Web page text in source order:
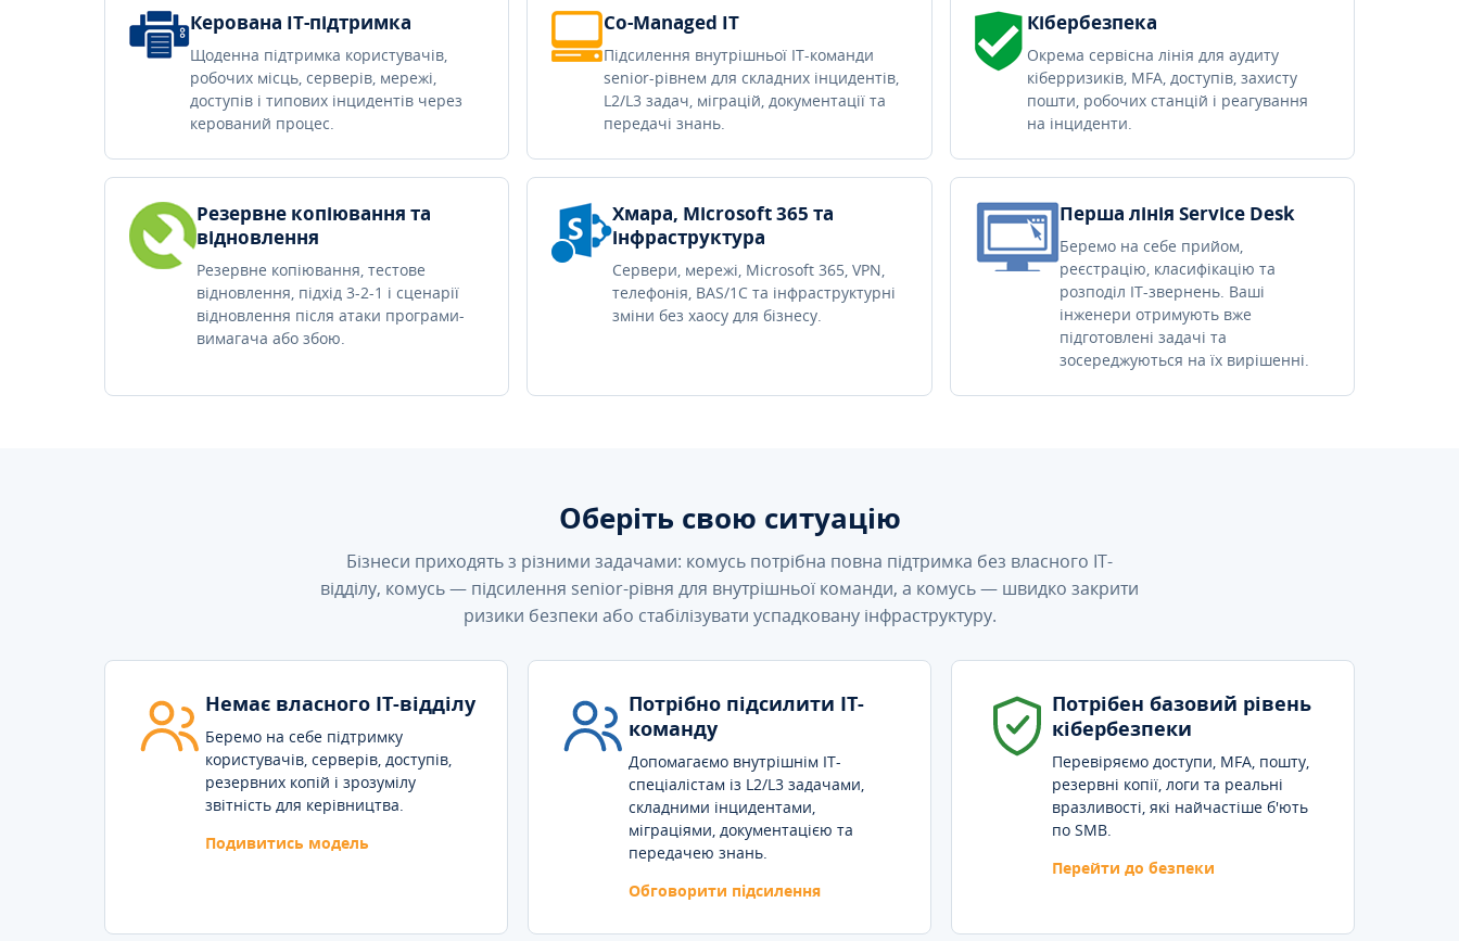
Керована IT-підтримка
Щоденна підтримка користувачів,
робочих місць, серверів, мережі,
доступів і типових інцидентів через
керований процес.
Co-Managed IT
Підсилення внутрішньої IT-команди
senior-рівнем для складних інцидентів,
L2/L3 задач, міграцій, документації та
передачі знань.
Кібербезпека
Окрема сервісна лінія для аудиту
кіберризиків, MFA, доступів, захисту
пошти, робочих станцій і реагування
на інциденти.
Резервне копіювання та
відновлення
Резервне копіювання, тестове
відновлення, підхід 3-2-1 і сценарії
відновлення після атаки програми-
вимагача або збою.
Хмара, Microsoft 365 та
інфраструктура
Сервери, мережі, Microsoft 365, VPN,
телефонія, BAS/1C та інфраструктурні
зміни без хаосу для бізнесу.
Перша лінія Service Desk
Беремо на себе прийом,
реєстрацію, класифікацію та
розподіл IT-звернень. Ваші
інженери отримують вже
підготовлені задачі та
зосереджуються на їх вирішенні.
Оберіть свою ситуацію
Бізнеси приходять з різними задачами: комусь потрібна повна підтримка без власного IT-
відділу, комусь — підсилення senior-рівня для внутрішньої команди, а комусь — швидко закрити
ризики безпеки або стабілізувати успадковану інфраструктуру.
Немає власного IT-відділу
Беремо на себе підтримку
користувачів, серверів, доступів,
резервних копій і зрозумілу
звітність для керівництва.
Подивитись модель
Потрібно підсилити IT-
команду
Допомагаємо внутрішнім IT-
спеціалістам із L2/L3 задачами,
складними інцидентами,
міграціями, документацією та
передачею знань.
Обговорити підсилення
Потрібен базовий рівень
кібербезпеки
Перевіряємо доступи, MFA, пошту,
резервні копії, логи та реальні
вразливості, які найчастіше б'ють
по SMB.
Перейти до безпеки